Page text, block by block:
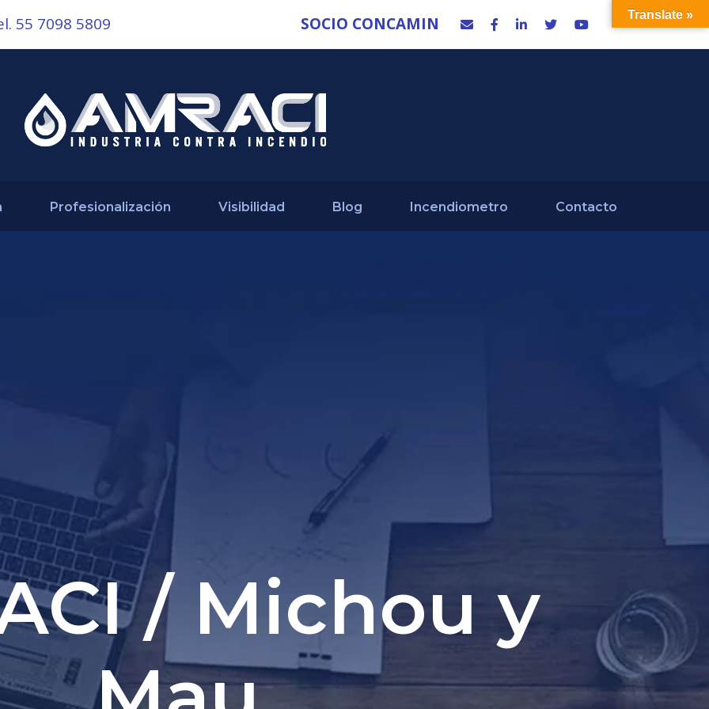
55 7098 5809 SOCIO CONCAMIN
Profesionalización Visibilidad Blog Incendiometro Contacto
/ Michou y
Translate »